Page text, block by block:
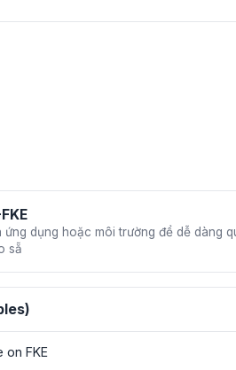
dụng hoặc môi trường để dễ dàng
sẵ
FKE